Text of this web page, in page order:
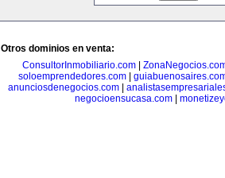
Otros dominios en venta:
ConsultorInmobiliario.com|
soloemprendedores.com|
anunciosdenegocios.com|
negocioensucasa.com|